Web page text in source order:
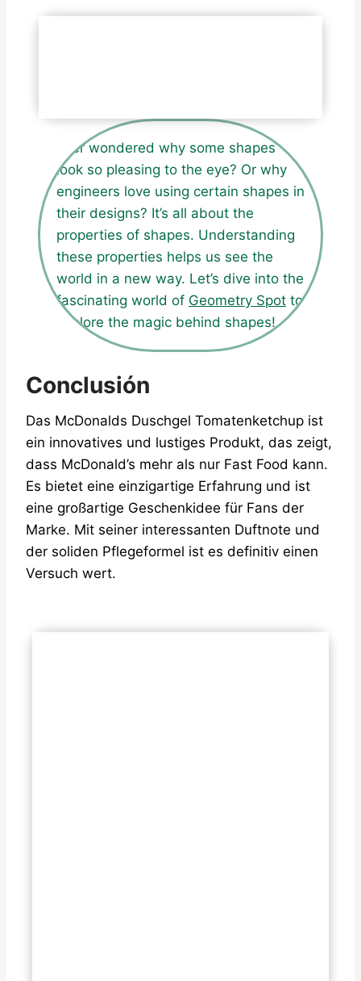
Ever wondered why some shapes
look so pleasing to the eye? Or why
engineers love using certain shapes in
their designs? It’s all about the
properties of shapes. Understanding
these properties helps us see the
world in a new way. Let’s dive into the
fascinating world of Geometry Spot to
explore the magic behind shapes!
Conclusión
Das McDonalds Duschgel Tomatenketchup ist
ein innovatives und lustiges Produkt, das zeigt,
dass McDonald’s mehr als nur Fast Food kann.
Es bietet eine einzigartige Erfahrung und ist
eine großartige Geschenkidee für Fans der
Marke. Mit seiner interessanten Duftnote und
der soliden Pflegeformel ist es definitiv einen
Versuch wert.